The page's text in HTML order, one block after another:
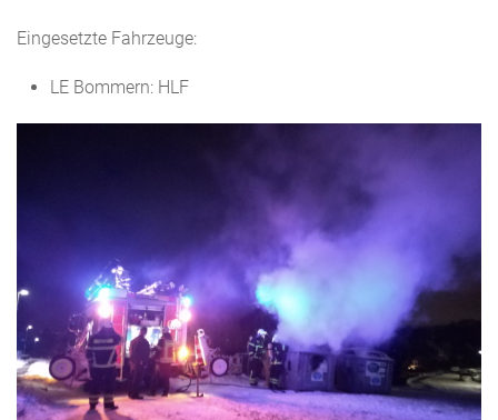
Eingesetzte Fahrzeuge:
LE Bommern: HLF